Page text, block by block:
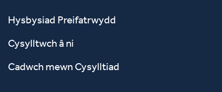
Hysbysiad Preifatrwydd
Cysylltwch â ni
Cadwch mewn Cysylltiad